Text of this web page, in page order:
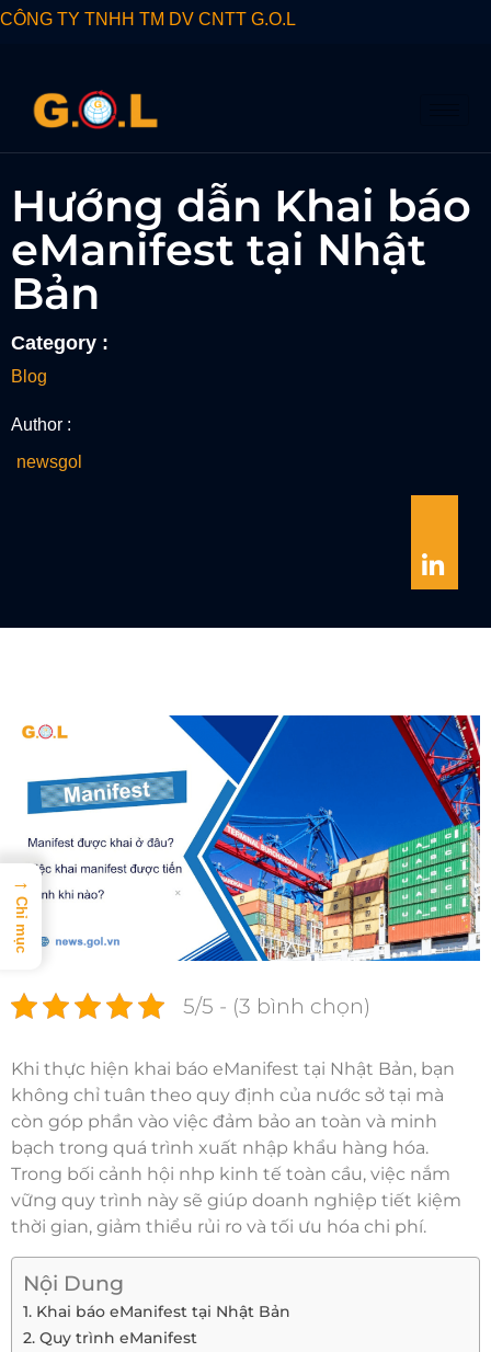
CÔNG TY TNHH TM DV CNTT G.O.L
Hướng dẫn Khai báo
eManifest tại Nhật
Bản
Category :
Blog
Author :
newsgol
5/5 - (3 bình chọn)
Khi thực hiện khai báo eManifest tại Nhật Bản, bạn
không chỉ tuân theo quy định của nước sở tại mà
còn góp phần vào việc đảm bảo an toàn và minh
bạch trong quá trình xuất nhập khẩu hàng hóa.
Trong bối cảnh hội nhp kinh tế toàn cầu, việc nắm
vững quy trình này sẽ giúp doanh nghiệp tiết kiệm
thời gian, giảm thiểu rủi ro và tối ưu hóa chi phí.
Nội Dung
1. Khai báo eManifest tại Nhật Bản
2. Quy trình eManifest
→
Chỉ mục